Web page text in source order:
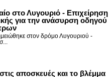
στο Λυγουριό - Επιχείρηση
για την ανάσυρση οδηγού
στον δρόμο Λυγουριού -
αποσκευές και το βλέμμα